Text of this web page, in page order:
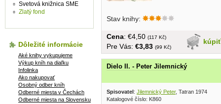
Stav knihy:
kúpiť
Cena: €4,50 (117 Kč)
Pre Vás: €3,83 (99 Kč)
Dielo II. - Peter Jilemnický
Spisovatel: Jilemnický Peter, Tatran 1974
Katalogové číslo: K860
Svetová knižnica SME
Zlatý fond
Dôležité informácie
Aké knihy vykupujeme
Výkup kníh na diaľku
Infolinka
Ako nakupovať
Osobný odber kníh
Odberné miesta v Čechách
Odberné miesta na Slovensku